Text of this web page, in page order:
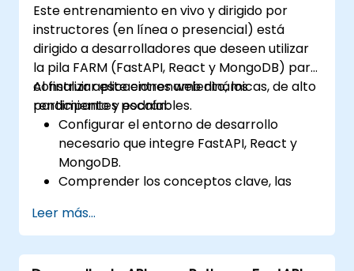
de datos.
Este entrenamiento en vivo y dirigido por
instructores (en línea o presencial) está
dirigido a desarrolladores que deseen utilizar
la pila FARM (FastAPI, React y MongoDB) para
construir aplicaciones web dinámicas, de alto
rendimiento y escalables.
Al finalizar este entrenamiento, los
participantes podrán:
Configurar el entorno de desarrollo
necesario que integre FastAPI, React y
MongoDB.
Comprender los conceptos clave, las
FARM.
Aprender a construir APIs REST con
FastAPI.
Leer más...